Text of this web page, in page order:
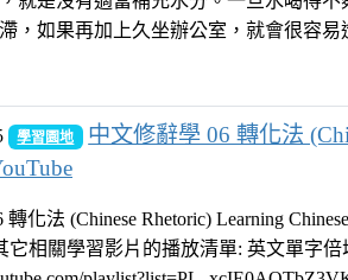
，如果再加上久坐辦公室，就會很容易
學習園地
中文修辭學 06 轉化法
化法 (Chinese Rhetoric) Learning
它相關學習影片的播放清單: 英文單字倍